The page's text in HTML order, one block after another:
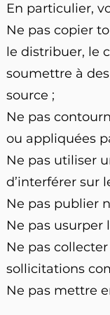
En particulier,
Ne pas copier
le distribuer, le
soumettre à
source ;
Ne pas
ou appliquées
Ne pas utiliser
d’interférer sur
Ne pas publier
Ne pas usurper
Ne pas
sollicitations
Ne pas mettre